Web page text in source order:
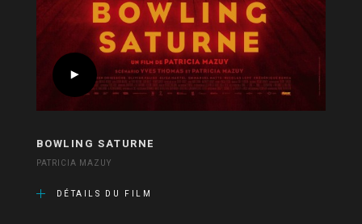
BOWLING SATURNE
PATRICIA MAZUY
DÉTAILS DU FILM